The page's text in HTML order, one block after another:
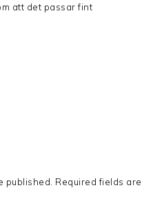
att det passar fint
published. Required fields are